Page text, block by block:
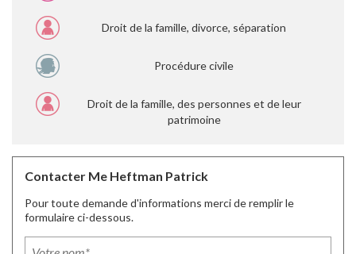
Droit de la famille, divorce, séparation
Procédure civile
Droit de la famille, des personnes et de leur
patrimoine
Contacter Me Heftman Patrick
Pour toute demande d'informations merci de remplir le
formulaire ci-dessous.